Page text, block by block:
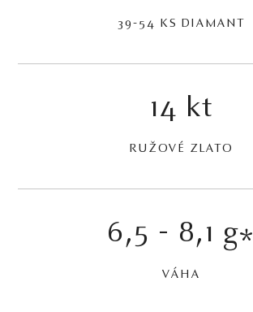
39-54 KS DIAMANT
14 kt
RUŽOVÉ ZLATO
6,5 - 8,1 g*
VÁHA